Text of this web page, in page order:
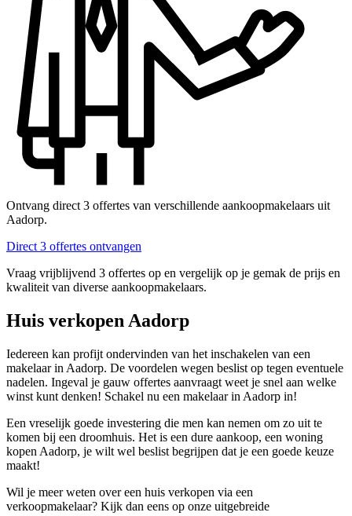
Ontvang direct 3 offertes van verschillende aankoopmakelaars uit
Aadorp.
Direct 3 offertes ontvangen
Vraag vrijblijvend 3 offertes op en vergelijk op je gemak de prijs en
kwaliteit van diverse aankoopmakelaars.
Huis verkopen Aadorp
Iedereen kan profijt ondervinden van het inschakelen van een
makelaar in Aadorp. De voordelen wegen beslist op tegen eventuele
nadelen. Ingeval je gauw offertes aanvraagt weet je snel aan welke
winst kunt denken! Schakel nu een makelaar in Aadorp in!
Een vreselijk goede investering die men kan nemen om zo uit te
komen bij een droomhuis. Het is een dure aankoop, een woning
kopen Aadorp, je wilt wel beslist begrijpen dat je een goede keuze
maakt!
Wil je meer weten over een huis verkopen via een
verkoopmakelaar? Kijk dan eens op onze uitgebreide